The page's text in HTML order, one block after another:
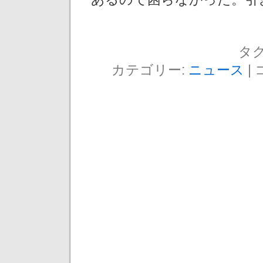
タ
カテゴリー: ニュース |